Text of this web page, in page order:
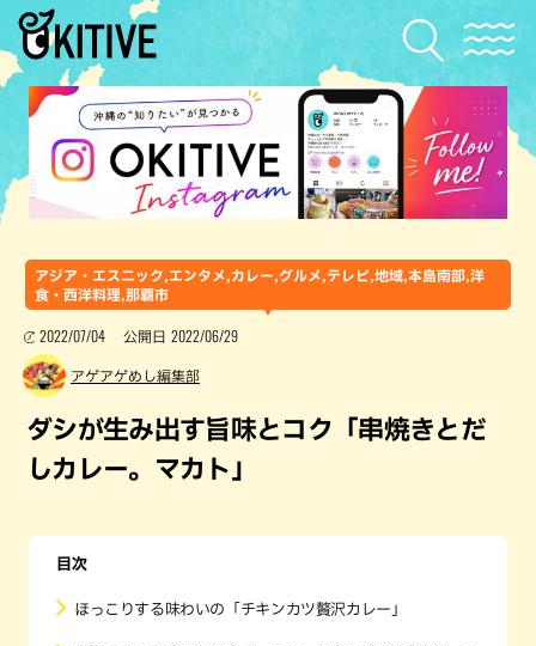
アジア・エスニック,エンタメ,カレー,グルメ,テレビ,地域,本島南部,洋
食・西洋料理,那覇市
2022/07/04 公開日 2022/06/29
アゲアゲめし編集部
ダシが生み出す旨味とコク「串焼きとだ
しカレー。マカト」
目次
ほっこりする味わいの「チキンカツ贅沢カレー」